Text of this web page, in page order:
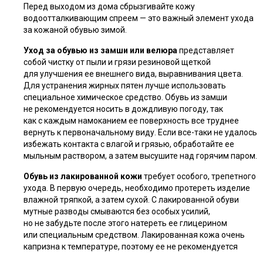
Перед выходом из дома сбрызгивайте кожу
водоотталкивающим спреем — это важный элемент ухода
за кожаной обувью зимой.
Уход за обувью из замши или велюра представляет
собой чистку от пыли и грязи резиновой щеткой
для улучшения ее внешнего вида, выравнивания цвета.
Для устранения жирных пятен лучше использовать
специальное химическое средство. Обувь из замши
не рекомендуется носить в дождливую погоду, так
как с каждым намоканием ее поверхность все труднее
вернуть к первоначальному виду. Если все-таки не удалось
избежать контакта с влагой и грязью, обработайте ее
мыльным раствором, а затем высушите над горячим паром.
Обувь из лакированной кожи требует особого, трепетного
ухода. В первую очередь, необходимо протереть изделие
влажной тряпкой, а затем сухой. С лакированной обуви
мутные разводы смываются без особых усилий,
но не забудьте после этого натереть ее глицерином
или специальным средством. Лакированная кожа очень
капризна к температуре, поэтому ее не рекомендуется